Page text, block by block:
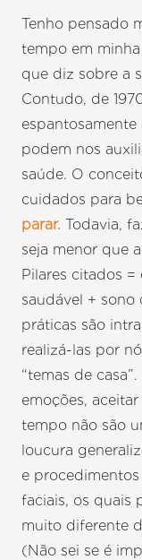
Tenho pensado
tempo em
que diz sobre a
Contudo, de
podem nos
saúde. O
cuidados para
parar.Todavia,
seja menor que
Pilares citados =
saudável + sono
práticas são
realizá-las por
“temas de
emoções,
tempo não são
loucura
e
faciais, os quais
muito diferente
(Não sei se é